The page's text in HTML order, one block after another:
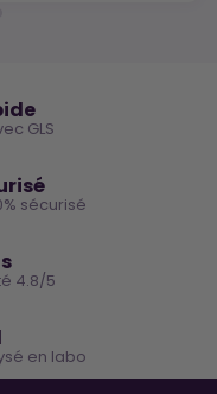
GLS
sécurisé
4.8/5
en labo